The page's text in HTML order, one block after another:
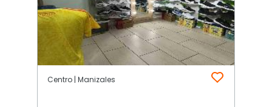
Centro | Manizales